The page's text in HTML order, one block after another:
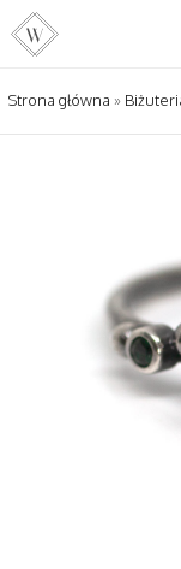
Strona główna »